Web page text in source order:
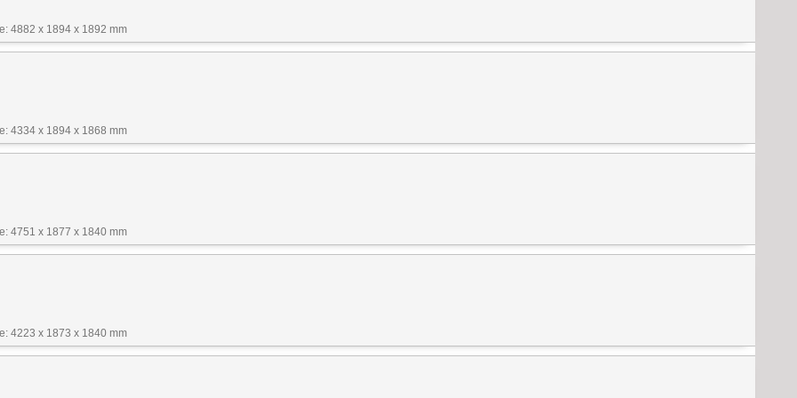
4882 x 1894 x 1892 mm
4334 x 1894 x 1868 mm
4751 x 1877 x 1840 mm
4223 x 1873 x 1840 mm